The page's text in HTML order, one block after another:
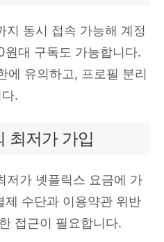
지 동시 접속 가능해 계정
대 구독도 가능합니다.
에 유의하고, 프로필 분리
.
최저가 가입
저가 넷플릭스 요금에 가
제 수단과 이용약관 위반
접근이 필요합니다.